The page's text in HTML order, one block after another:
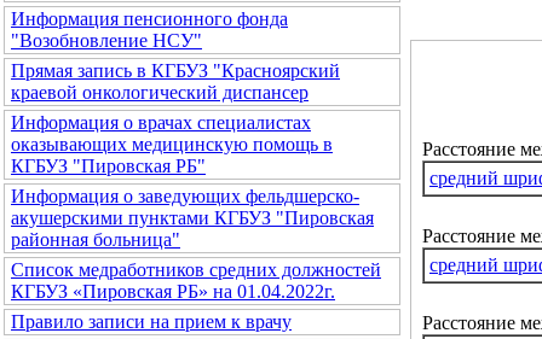
Информация пенсионного фонда
"Возобновление НСУ"
Прямая запись в КГБУЗ "Красноярский
краевой онкологический диспансер
Информация о врачах специалистах
оказывающих медицинскую помощь в
КГБУЗ "Пировская РБ"
Информация о заведующих фельдшерско-
акушерскими пунктами КГБУЗ "Пировская
районная больница"
Список медработников средних должностей
КГБУЗ «Пировская РБ» на 01.04.2022г.
Правило записи на прием к врачу
Расстояние
средний
Расстояние
средний
Расстояние